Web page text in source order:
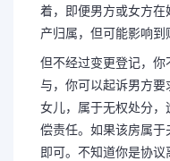
着，即便男方或女方
产归属，但可能影响到
但不经过变更登记，
与，你可以起诉男方
女儿，属于无权处分
偿责任。如果该房属于
即可。不知道你是协